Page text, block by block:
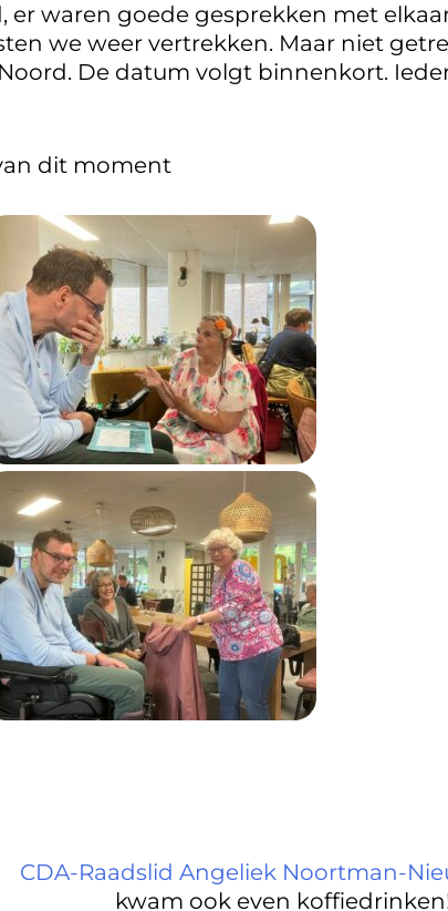
er waren goede gesprekken met
we weer vertrekken. Maar niet
De datum volgt binnenkort.
dit moment
CDA-Raadslid Angeliek Noortman-
kwam ook even